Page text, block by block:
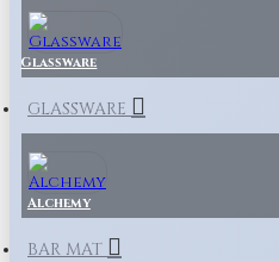
Glassware
GLASSWARE
Alchemy
BAR MAT